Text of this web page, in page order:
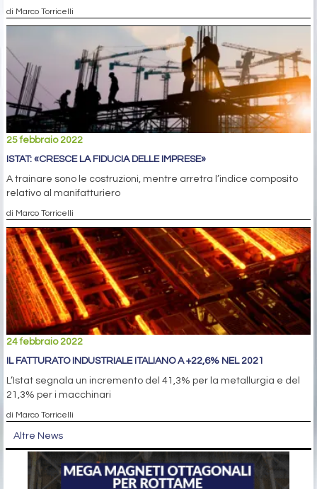
di Marco Torricelli
25 febbraio 2022
ISTAT: «CRESCE LA FIDUCIA DELLE IMPRESE»
A trainare sono le costruzioni, mentre arretra l’indice composito
relativo al manifatturiero
di Marco Torricelli
24 febbraio 2022
IL FATTURATO INDUSTRIALE ITALIANO A +22,6% NEL 2021
L’Istat segnala un incremento del 41,3% per la metallurgia e del
21,3% per i macchinari
di Marco Torricelli
Altre News